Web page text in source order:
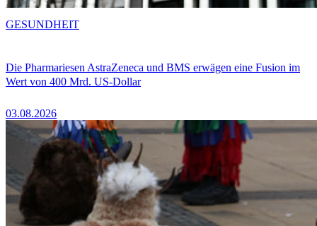
Die Pharmariesen AstraZeneca und BMS erwägen eine Fusion im
Wert von 400 Mrd. US-Dollar
03.08.2026
GESUNDHEIT